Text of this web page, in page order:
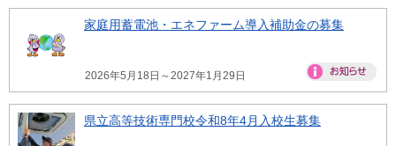
家庭用蓄電池・エネファーム導入補助金の募集
2026年5月18日～2027年1月29日
県立高等技術専門校令和8年4月入校生募集